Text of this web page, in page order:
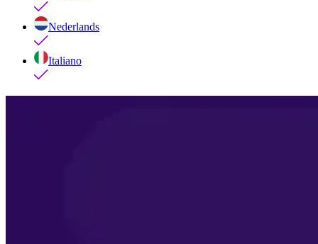
Nederlands
Italiano